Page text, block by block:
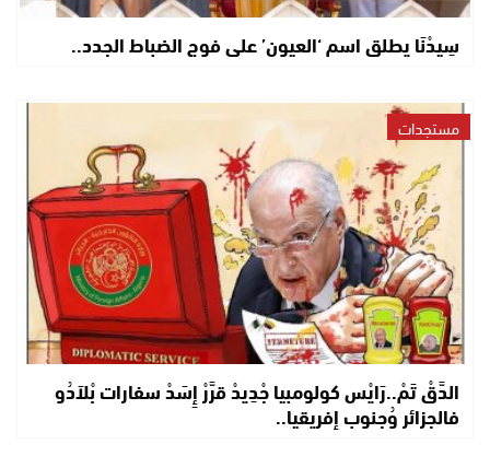
سِيدْنَا يطلق اسم ‘العيون’ على فوج الضباط الجدد..
مستجدات
الدَّقْ تَمْ..رَايْس كولومبيا جْدِيدْ قرَّرْ إِسَدْ سفارات بْلاَدُو
فالجزائر وُجنوب إفريقيا..